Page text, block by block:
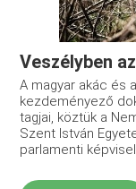
Veszélyben
A magyar akác és
kezdeményező
tagjai, köztük a
Szent István
parlamenti